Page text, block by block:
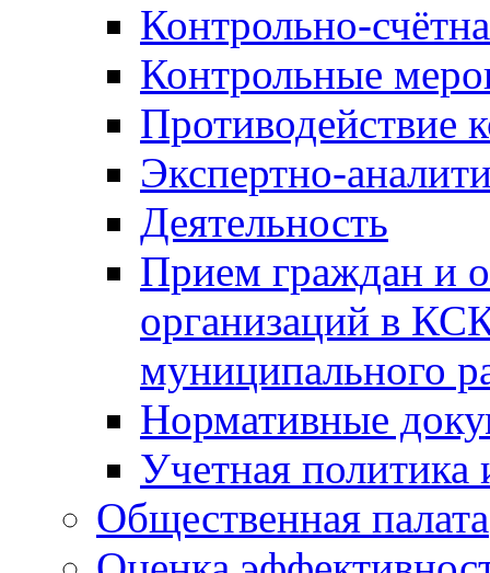
Контрольно-
Контрольные
Противодействие
Экспертно-
Деятельность
Прием граждан и
организаций в
муниципального
Нормативные
Учетная политика
Общественная палата